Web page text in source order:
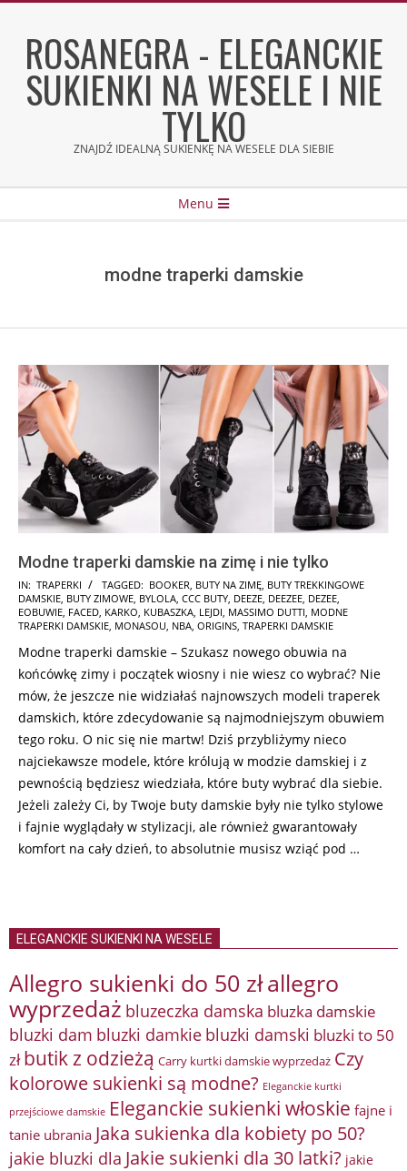
contentROSANEGRA - ELEGANCKIE
SUKIENKI NA WESELE I NIE
TYLKO
ZNAJDŹ IDEALNĄ SUKIENKĘ NA WESELE DLA SIEBIE
Menu
modne traperki damskie
Modne traperki damskie na zimę i nie tylko
2025-
01-
13
IN: TRAPERKI TAGGED: BOOKER BUTY NA ZIMĘ BUTY TREKKINGOWE
DAMSKIE BUTY ZIMOWE BYLOLA CCC BUTY DEEZE DEEZEE DEZEE
EOBUWIE FACED KARKO KUBASZKA LEJDI MASSIMO DUTTI MODNE
TRAPERKI DAMSKIE MONASOU NBA ORIGINS TRAPERKI DAMSKIE
Modne traperki damskie – Szukasz nowego obuwia na
końcówkę zimy i początek wiosny i nie wiesz co wybrać? Nie
mów, że jeszcze nie widziałaś najnowszych modeli traperek
damskich, które zdecydowanie są najmodniejszym obuwiem
tego roku. O nic się nie martw! Dziś przybliżymy nieco
najciekawsze modele, które królują w modzie damskiej i z
pewnością będziesz wiedziała, które buty wybrać dla siebie.
Jeżeli zależy Ci, by Twoje buty damskie były nie tylko stylowe
i fajnie wyglądały w stylizacji, ale również gwarantowały
komfort na cały dzień, to absolutnie musisz wziąć pod …
ELEGANCKIE SUKIENKI NA WESELE
Allegro sukienki do 50 złallegro
wyprzedaż bluzeczka damska bluzka damskie
bluzki dam bluzki damkie bluzki damski bluzki to 50
zł butik z odzieżą Carry kurtki damskie wyprzedaż Czy
kolorowe sukienki są modne? Eleganckie kurtki
przejściowe damskie Eleganckie sukienki włoskie fajne i
tanie ubrania Jaka sukienka dla kobiety po 50?
jakie bluzki dla Jakie sukienki dla 30 latki? jakie